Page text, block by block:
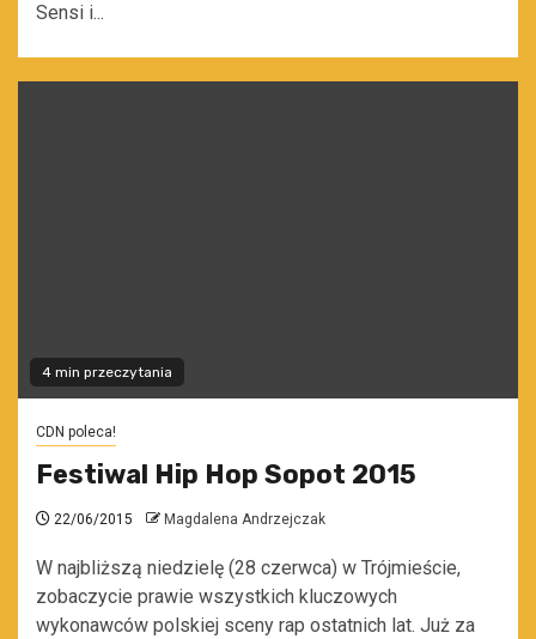
Sensi i...
4 min przeczytania
CDN poleca!
Festiwal Hip Hop Sopot 2015
22/06/2015 Magdalena Andrzejczak
W najbliższą niedzielę (28 czerwca) w Trójmieście,
zobaczycie prawie wszystkich kluczowych
wykonawców polskiej sceny rap ostatnich lat. Już za